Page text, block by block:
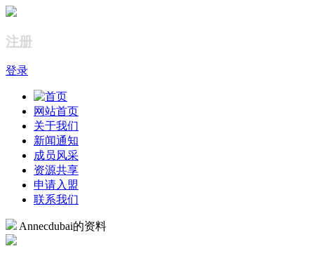
注册
登录
网站首页
关于我们
新闻通知
成员风采
资源共享
申请入盟
联系我们
Annecdubai的资料